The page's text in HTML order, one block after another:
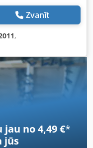
Zvanīt
,
no 4,49 €*
jūs